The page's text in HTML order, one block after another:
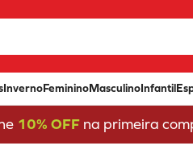
InvernoFemininoMasculinoInfantil
10% OFFna primeira